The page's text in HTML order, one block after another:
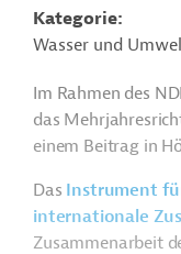
Kategorie
Wasser und
Im Rahmen des
das
einem Beitrag in
Das Instrument
internationale
Zusammenarbeit